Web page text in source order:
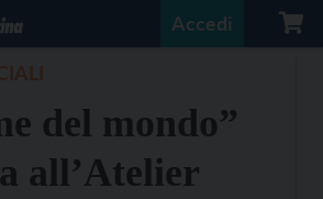
Accedi
del mondo”
all’Atelier